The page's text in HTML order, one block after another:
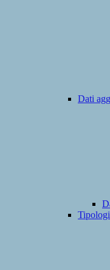
Dati